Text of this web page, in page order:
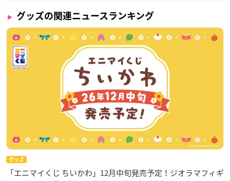
グッズの関連ニュースランキング
グッズ
「エニマイくじ ちいかわ」12月中旬発売予定！ジオラマフィギ